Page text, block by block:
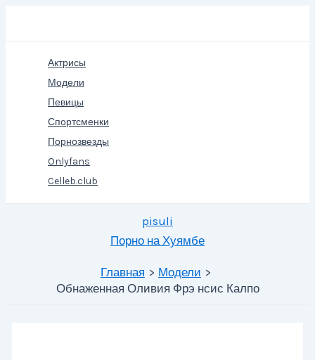
Актрисы
Модели
Певицы
Спортсменки
Порнозвезды
Onlyfans
Celleb.club
pisuli
Порно на Хуямбе
Главная
Модели
Обнаженная Оливия Фрэ нсис Калпо